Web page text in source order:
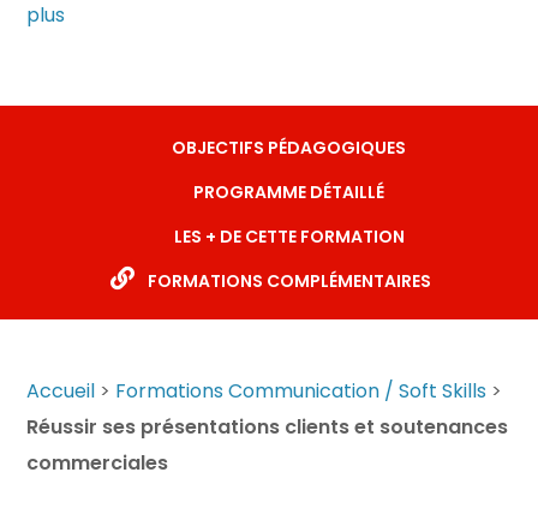
plus
OBJECTIFS PÉDAGOGIQUES
PROGRAMME DÉTAILLÉ
LES + DE CETTE FORMATION
FORMATIONS COMPLÉMENTAIRES
Accueil > Formations Communication / Soft Skills >
Réussir ses présentations clients et soutenances
commerciales